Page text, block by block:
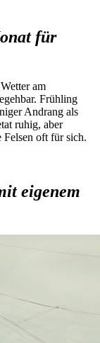
für
am
Frühling
Andrang als
ruhig, aber
oft für sich.
eigenem